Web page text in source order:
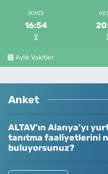
İKINDI
16:54
Aylık Vakitler
Anket
ALTAV’ın Alanya’yı
tanıtma faaliyetlerini
buluyorsunuz?